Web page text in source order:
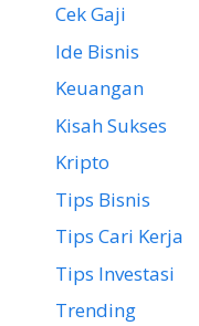
Cek Gaji
Ide Bisnis
Keuangan
Kisah Sukses
Kripto
Tips Bisnis
Tips Cari Kerja
Tips Investasi
Trending